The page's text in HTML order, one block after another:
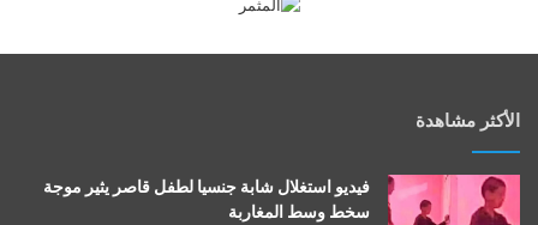
الأكثر مشاهدة
فيديو استغلال شابة جنسيا لطفل قاصر يثير موجة
سخط وسط المغاربة